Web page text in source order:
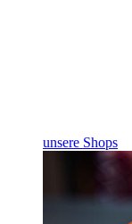
unsere Shops